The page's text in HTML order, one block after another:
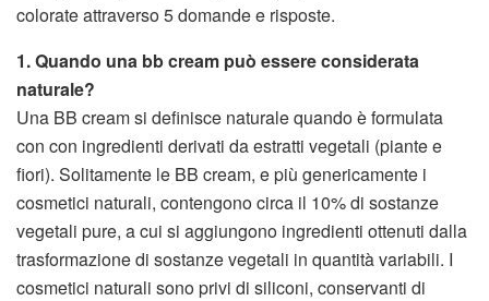
colorate attraverso 5 domande e risposte.
1. Quando una bb cream può essere considerata
naturale?
Una BB cream si definisce naturale quando è formulata
con con ingredienti derivati da estratti vegetali (piante e
fiori). Solitamente le BB cream, e più genericamente i
cosmetici naturali, contengono circa il 10% di sostanze
vegetali pure, a cui si aggiungono ingredienti ottenuti dalla
trasformazione di sostanze vegetali in quantità variabili. I
cosmetici naturali sono privi di siliconi, conservanti di